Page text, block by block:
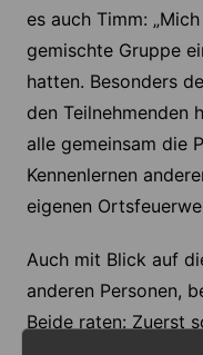
es auch Timm:
gemischte Gruppe
hatten. Besonders
den Teilnehmenden
alle gemeinsam die
Kennenlernen
eigenen
Auch mit Blick auf
anderen Personen,
Beide raten: Zuerst